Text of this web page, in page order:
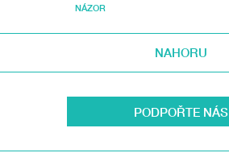
NÁZOR
NAHORU
PODPOŘTE NÁS